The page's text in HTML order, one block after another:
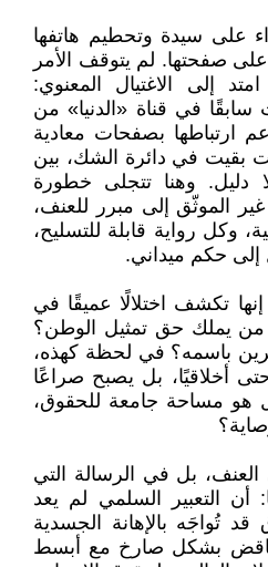
على سيدة وتحطيم هاتفها
على صفحتها. لم يتوقف الأمر
إلى الاغتيال المعنوي:
سابقًا في قناة «الدنيا» من
ارتباطها بصفحات معادية
بقيت في دائرة الشك، بين
دليل. وهنا تتجلى خطورة
الموثّق إلى مبرر للعنف،
رواية قابلة للتسليح،
إلى حكم ميداني.
تكشف اختلالًا عميقًا في
يملك حق تمثيل الوطن؟
باسمه؟ في لحظة كهذه،
أخلاقيًا، بل يصبح صراعًا
هو مساحة جامعة للحقوق،
بل في الرسالة التي
أن التعبير السلمي لم يعد
قد تُواجَه بالإهانة الجسدية
بشكل صارخ مع أبسط